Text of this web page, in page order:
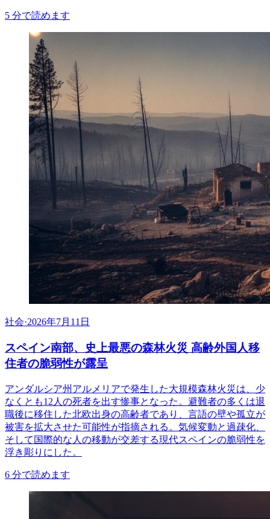
5 分で読めます
社会·2026年7月11日
スペイン南部、史上最悪の森林火災 高齢外国人移
住者の脆弱性が露呈
アンダルシア州アルメリアで発生した大規模森林火災は、少
なくとも12人の死者を出す惨事となった。避難者の多くは退
職後に移住した北欧出身の高齢者であり、言語の壁や孤立が
被害を拡大させた可能性が指摘される。気候変動と過疎化、
そして国際的な人の移動が交差する現代スペインの脆弱性を
浮き彫りにした。
6 分で読めます